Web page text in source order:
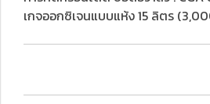
เกจออกซิเจนแบบแห้ง 15 ลิตร